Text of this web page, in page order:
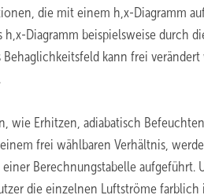
die mit einem h,x-Diagramm
h,x-Diagramm beispielsweise durch
Behaglichkeitsfeld kann frei
wie Erhitzen, adiabatisch
frei wählbaren Verhältnis,
einer Berechnungstabelle aufgeführt.
die einzelnen Luftströme